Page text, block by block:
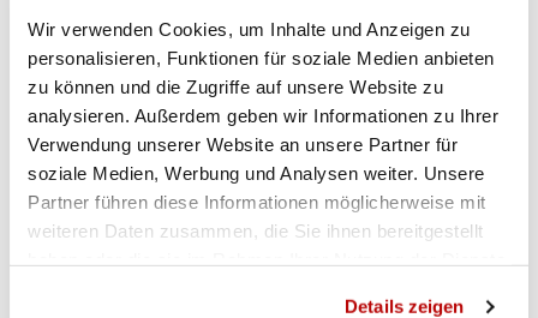
Wir verwenden Cookies, um Inhalte und Anzeigen zu
personalisieren, Funktionen für soziale Medien anbieten
zu können und die Zugriffe auf unsere Website zu
analysieren. Außerdem geben wir Informationen zu Ihrer
Verwendung unserer Website an unsere Partner für
soziale Medien, Werbung und Analysen weiter. Unsere
Partner führen diese Informationen möglicherweise mit
weiteren Daten zusammen, die Sie ihnen bereitgestellt
Details zeigen
Als Privatperson eine Waffe erwerben
Gesuch für eine Ausnahmebewilligung
Schiessnachweis
Meldung des rechtmässigen Besitzes
Das neue Waffenrecht. Autor: Joel Haefeli